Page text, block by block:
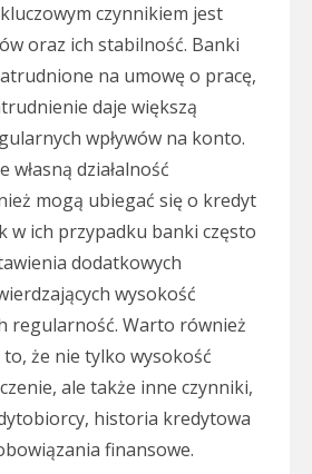
czynnikiem jest
oraz ich stabilność. Banki
na umowę o pracę,
daje większą
wpływów na konto.
własną działalność
mogą ubiegać się o kredyt
w ich przypadku banki często
dodatkowych
wysokość
regularność. Warto również
że nie tylko wysokość
ale także inne czynniki,
historia kredytowa
finansowe.